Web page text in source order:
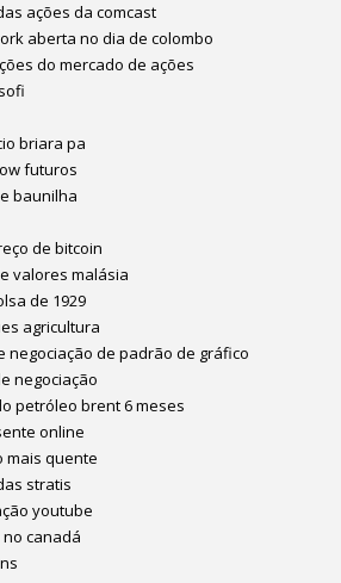
ações da comcast
aberta no dia de colombo
do mercado de ações
briara pa
futuros
baunilha
de bitcoin
valores malásia
de 1929
agricultura
negociação de padrão de gráfico
negociação
petróleo brent 6 meses
online
mais quente
stratis
youtube
canadá